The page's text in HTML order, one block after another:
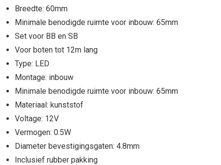
Breedte: 60mm
Minimale benodigde ruimte voor inbouw: 65mm
Set voor BB en SB
Voor boten tot 12m lang
Type: LED
Montage: inbouw
Minimale benodigde ruimte voor inbouw: 65mm
Materiaal: kunststof
Voltage: 12V
Vermogen: 0.5W
Diameter bevestigingsgaten: 4.8mm
Inclusief rubber pakking